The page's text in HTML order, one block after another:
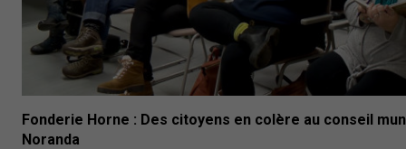
Fonderie Horne : Des citoyens en colère au conseil
Noranda